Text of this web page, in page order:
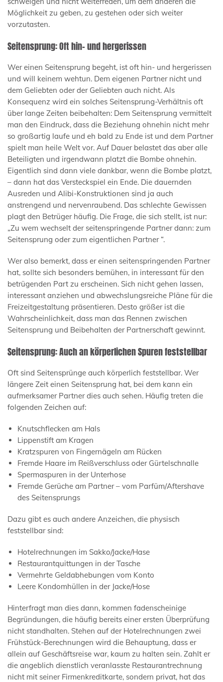
Möglichkeit zu geben, zu gestehen oder sich weiter
vorzutasten.
Seitensprung: Oft hin- und hergerissen
Wer einen Seitensprung begeht, ist oft hin- und hergerissen
und will keinem wehtun. Dem eigenen Partner nicht und
dem Geliebten oder der Geliebten auch nicht. Als
Konsequenz wird ein solches Seitensprung-Verhältnis oft
über lange Zeiten beibehalten: Dem Seitensprung vermittelt
man den Eindruck, dass die Beziehung ohnehin nicht mehr
so großartig laufe und eh bald zu Ende ist und dem Partner
spielt man heile Welt vor. Auf Dauer belastet das aber alle
Beteiligten und irgendwann platzt die Bombe ohnehin.
Eigentlich sind dann viele dankbar, wenn die Bombe platzt,
– dann hat das Versteckspiel ein Ende. Die dauernden
Ausreden und Alibi-Konstruktionen sind ja auch
anstrengend und nervenraubend. Das schlechte Gewissen
plagt den Betrüger häufig. Die Frage, die sich stellt, ist nur:
„Zu wem wechselt der seitenspringende Partner dann: zum
Seitensprung oder zum eigentlichen Partner “.
Wer also bemerkt, dass er einen seitenspringenden Partner
hat, sollte sich besonders bemühen, in interessant für den
betrügenden Part zu erscheinen. Sich nicht gehen lassen,
interessant anziehen und abwechslungsreiche Pläne für die
Freizeitgestaltung präsentieren. Desto größer ist die
Wahrscheinlichkeit, dass man das Rennen zwischen
Seitensprung und Beibehalten der Partnerschaft gewinnt.
Seitensprung: Auch an körperlichen Spuren feststellbar
Oft sind Seitensprünge auch körperlich feststellbar. Wer
längere Zeit einen Seitensprung hat, bei dem kann ein
aufmerksamer Partner dies auch sehen. Häufig treten die
folgenden Zeichen auf:
Knutschflecken am Hals
Lippenstift am Kragen
Kratzspuren von Fingernägeln am Rücken
Fremde Haare im Reißverschluss oder Gürtelschnalle
Spermaspuren in der Unterhose
Fremde Gerüche am Partner – vom Parfüm/Aftershave
des Seitensprungs
Dazu gibt es auch andere Anzeichen, die physisch
feststellbar sind:
Hotelrechnungen im Sakko/Jacke/Hase
Restaurantquittungen in der Tasche
Vermehrte Geldabhebungen vom Konto
Leere Kondomhüllen in der Jacke/Hose
Hinterfragt man dies dann, kommen fadenscheinige
Begründungen, die häufig bereits einer ersten Überprüfung
nicht standhalten. Stehen auf der Hotelrechnungen zwei
Frühstück-Berechnungen wird die Behauptung, dass er
allein auf Geschäftsreise war, kaum zu halten sein. Zahlt er
die angeblich dienstlich veranlasste Restaurantrechnung
nicht mit seiner Firmenkreditkarte, sondern privat, hat das